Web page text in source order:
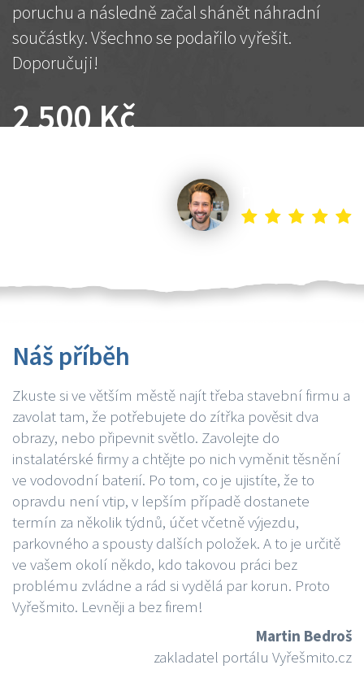
poruchu a následně začal shánět náhradní
součástky. Všechno se podařilo vyřešit.
Doporučuji!
2 500 Kč
Náš příběh
Zkuste si ve větším městě najít třeba stavební firmu a
zavolat tam, že potřebujete do zítřka pověsit dva
obrazy, nebo připevnit světlo. Zavolejte do
instalatérské firmy a chtějte po nich vyměnit těsnění
ve vodovodní baterií. Po tom, co je ujistíte, že to
opravdu není vtip, v lepším případě dostanete
termín za několik týdnů, účet včetně výjezdu,
parkovného a spousty dalších položek. A to je určitě
ve vašem okolí někdo, kdo takovou práci bez
problému zvládne a rád si vydělá par korun. Proto
Vyřešmito. Levněji a bez firem!
Martin Bedroš
zakladatel portálu Vyřešmito.cz